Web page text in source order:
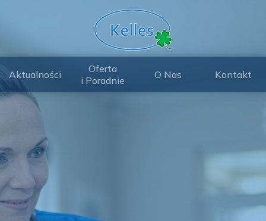
Aktualności
Oferta
i Poradnie
O Nas Kontakt